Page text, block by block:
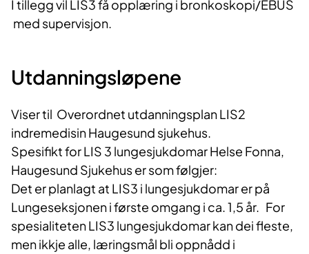
I tillegg vil LIS3 få opplæring i bronkoskopi/EBUS
med supervisjon.
Utdanningsløpene
Viser til Overordnet utdanningsplan LIS2
indremedisin Haugesund sjukehus.
Spesifikt for LIS 3 lungesjukdomar Helse Fonna,
Haugesund Sjukehus er som følgjer:
Det er planlagt at LIS3 i lungesjukdomar er på
Lungeseksjonen i første omgang i ca. 1,5 år. For
spesialiteten LIS3 lungesjukdomar kan dei fleste,
men ikkje alle, læringsmål bli oppnådd i